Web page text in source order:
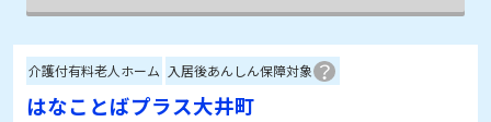
介護付有料老人ホーム 入居後あんしん保障対象
はなことばプラス大井町